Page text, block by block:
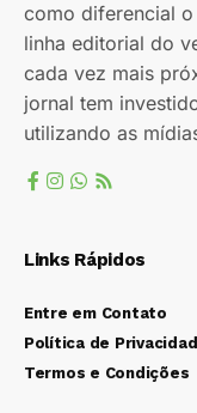
como diferencial
linha editorial do
cada vez mais
jornal tem
utilizando as
Links Rápidos
Entre em Contato
Política de
Termos e Condições